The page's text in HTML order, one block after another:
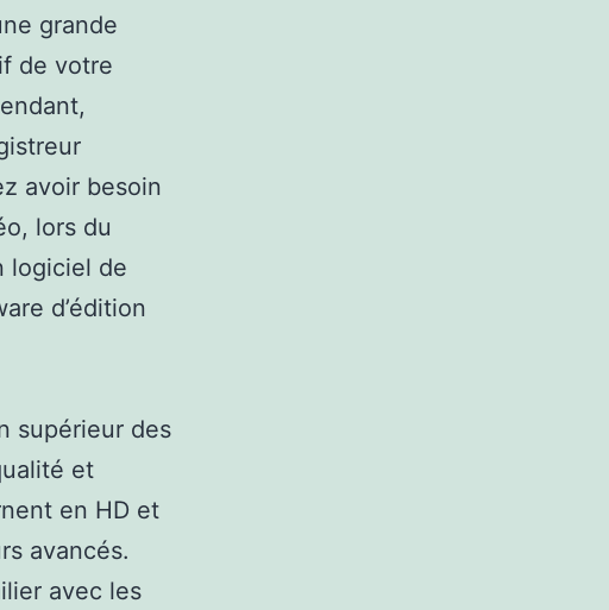
grande
de votre
avoir besoin
lors du
logiciel de
d’édition
supérieur des
et
en HD et
avancés.
avec les